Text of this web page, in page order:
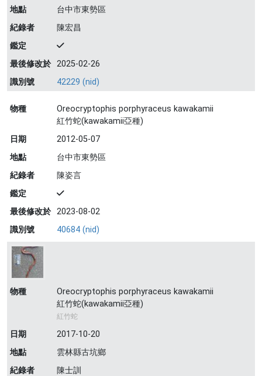
地點
台中市東勢區
紀錄者
陳宏昌
鑑定
最後修改於 2025-02-26
識別號
42229 (nid)
物種
Oreocryptophis porphyraceus kawakamii
紅竹蛇(kawakamii亞種)
日期
2012-05-07
地點
台中市東勢區
紀錄者
陳姿言
鑑定
最後修改於 2023-08-02
識別號
40684 (nid)
物種
Oreocryptophis porphyraceus kawakamii
紅竹蛇(kawakamii亞種)
紅竹蛇
日期
2017-10-20
地點
雲林縣古坑鄉
紀錄者
陳士訓